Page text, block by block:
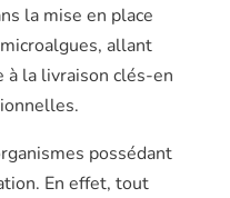
la mise en place
allant
à la livraison clés-en
possédant
En effet, tout